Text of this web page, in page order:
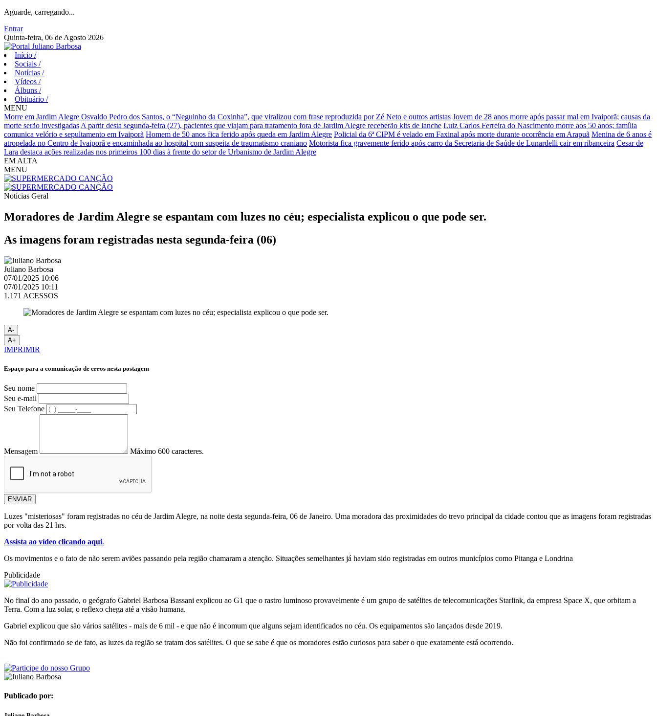
Aguarde, carregando...
Entrar
Quinta-feira, 06 de Agosto 2026
Início /
Sociais /
Notícias /
Vídeos /
Álbuns /
Obituário /
MENU
Morre em Jardim Alegre Osvaldo Pedro dos Santos, o “Neguinho da Coxinha”, que viralizou com frase reproduzida por Zé Neto e outros artistas Jovem de 28 anos morre após passar mal em Ivaiporã; causas da
morte serão investigadas A partir desta segunda-feira (27), pacientes que viajam para tratamento fora de Jardim Alegre receberão kits de lanche Luiz Carlos Ferreira do Nascimento morre aos 50 anos; família
comunica velório e sepultamento em Ivaiporã Homem de 50 anos fica ferido após queda em Jardim Alegre Policial da 6ª CIPM é velado em Faxinal após morte durante ocorrência em Arapuã Menina de 6 anos é
atropelada no Centro de Ivaiporã e encaminhada ao hospital com suspeita de traumatismo craniano Motorista fica gravemente ferido após carro da Secretaria de Saúde de Lunardelli cair em ribanceira Cesar de
Lara destaca ações realizadas nos primeiros 100 dias à frente do setor de Urbanismo de Jardim Alegre
EM ALTA
MENU
Notícias Geral
Moradores de Jardim Alegre se espantam com luzes no céu; especialista explicou o que pode ser.
As imagens foram registradas nesta segunda-feira (06)
Juliano Barbosa
07/01/2025 10:06
07/01/2025 10:11
1,171 ACESSOS
A-
A+
IMPRIMIR
Espaço para a comunicação de erros nesta postagem
Seu nome
Seu e-mail
Seu Telefone
Mensagem Máximo 600 caracteres.
ENVIAR
Luzes "misteriosas" foram registradas no céu de Jardim Alegre, na noite desta segunda-feira, 06 de Janeiro. Uma moradora das proximidades do trevo principal da cidade contou que as imagens foram registradas
por volta das 21 hrs.
Assista ao vídeo clicando aqui.
Os movimentos e o fato de não serem aviões passando pela região chamaram a atenção. Situações semelhantes já haviam sido registradas em outros municípios como Pitanga e Londrina
Publicidade
No final do ano passado, o geógrafo Gabriel Barbosa Bassani explicou ao G1 que o rastro luminoso provavelmente é um grupo de satélites de telecomunicações Starlink, da empresa Space X, que orbitam a
Terra. Com a luz solar, o reflexo chega até a visão humana.
Gabriel explicou que são vários satélites - mais de 6 mil - e que não é incomum que alguns sejam identificados no céu. Os equipamentos são lançados desde 2019.
Não foi confirmado se de fato, as luzes da região se tratam dos satélites. O que se sabe é que os moradores estão curiosos para saber o que exatamente está ocorrendo.
Publicado por: